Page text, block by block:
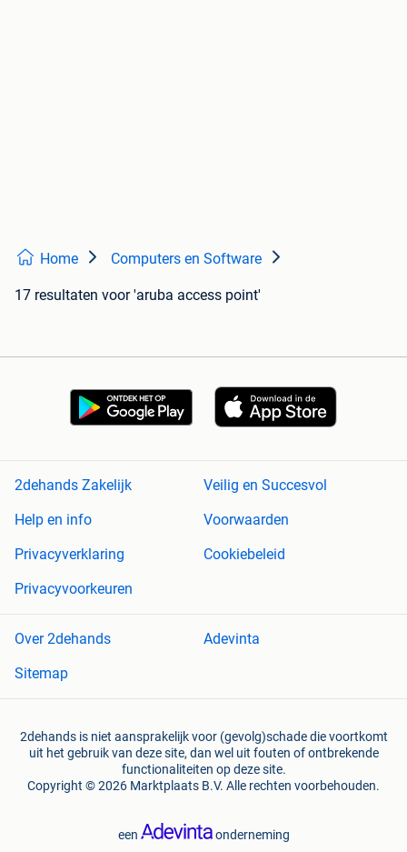
Home Computers en Software
17 resultaten voor 'aruba access point'
2dehands Zakelijk
Veilig en Succesvol
Help en info
Voorwaarden
Privacyverklaring
Cookiebeleid
Privacyvoorkeuren
Over 2dehands
Adevinta
Sitemap
2dehands is niet aansprakelijk voor (gevolg)schade die voortkomt
uit het gebruik van deze site, dan wel uit fouten of ontbrekende
functionaliteiten op deze site.
Copyright © 2026 Marktplaats B.V. Alle rechten voorbehouden.
een onderneming